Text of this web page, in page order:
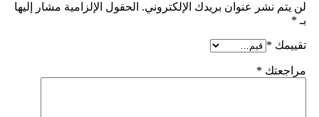
لن يتم نشر عنوان بريدك الإلكتروني. الحقول الإلزامية مشار إليها
بـ *
تقييمك *
مراجعتك *